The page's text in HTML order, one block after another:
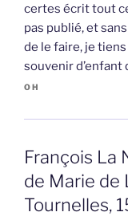
certes écrit tout
pas publié, et
de le faire, je
souvenir d’enfant
OH
François La
de Marie de
Tournelles,